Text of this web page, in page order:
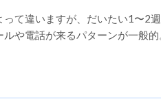
って違いますが、だいたい1〜2
や電話が来るパターンが一般